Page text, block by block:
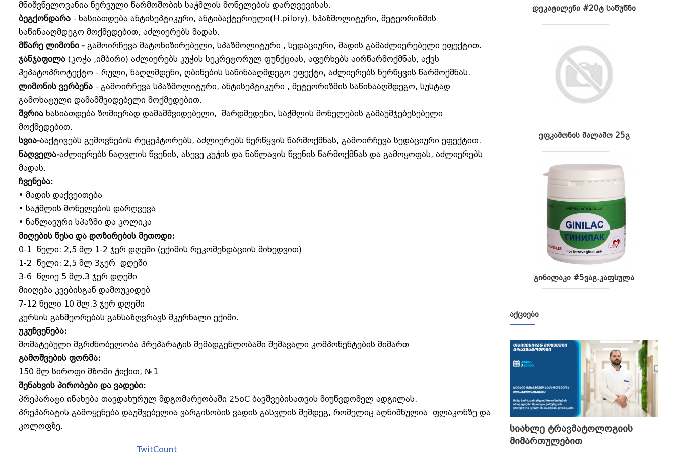
მნიშვნელოვანია ნერვული წარმოშობის საჭმლის მონელების დარღვევისას.
ბეგქონდარა - ხასიათდება ანტისეპტიკური, ანტიბაქტერიული(H.pilory), სპაზმოლიტური, მეტეორიზმის
საწინააღმდეგო მოქმედებით, აძლიერებს მადას.
მწარე ლიმონი - გამოირჩევა მატონიზირებელი, სპაზმოლიტური , სედაციური, მადის გამაძლიერებელი ეფექტით.
ჯანჯაფილა (კოჭა ,იმბირი) აძლიერებს კუჭის სეკრეტორულ ფუნქციას, აფერხებს აირწარმოქმნას, აქვს
ჰეპატოპროტექტო - რული, ნაღლმდენი, ღბინების საწინააღმდეგო ეფექტი, აძლიერებს ნერწყვის წარმოქმნას.
ლიმონის ვერბენა - გამოირჩევა სპაზმოლიტური, ანტისეპტიკური , მეტეორიზმის საწინააღმდეგო, სუსტად
გამოხატული დამამშვიდებელი მოქმედებით.
შვრია ხასიათდება ზომიერად დამამშვიდებელი, შარდმედენი, საჭმლის მონელების გამაუმჯებესებელი
მოქმედებით.
სვია-ააქტივებს გემოვნების რეცეპტორებს, აძლიერებს ნერწყვის წარმოქმნას, გამოირჩევა სედაციური ეფექტით.
ნაღველა-აძლიერებს ნაღვლის წვენის, ასევე კუჭის და ნაწლავის წვენის წარმოქმნას და გამოყოფას, აძლიერებს
მადას.
ჩვენება:
• მადის დაქვეითება
• საჭმლის მონელების დარღვევა
• ნაწლავური სპაზმი და კოლიკა
მიღების წესი და დოზირების მეთოდი:
0-1 წელი: 2,5 მლ 1-2 ჯერ დღეში (ექიმის რეკომენდაციის მიხედვით)
1-2 წელი: 2,5 მლ 3ჯერ დღეში
3-6 წლიე 5 მლ.3 ჯერ დღეში
მიიღება კვებისგან დამოუკიდებ
7-12 წელი 10 მლ.3 ჯერ დღეში
კურსის განმეორებას განსაზღვრავს მკურნალი ექიმი.
უკუჩვენება:
მომატებული მგრძნობელობა პრეპარატის შემადგენლობაში შემავალი კომპონენტების მიმართ
გამოშვების ფორმა:
150 მლ სიროფი მზომი ჭიქით, №1
შენახვის პირობები და ვადები:
პრეპარატი ინახება თავდახურულ მდგომარეობაში 25oC ბავშვებისათვის მიუწვდომელ ადგილას.
პრეპარატის გამოყენება დაუშვებელია ვარგისობის ვადის გასვლის შემდეგ, რომელიც აღნიშნულია ფლაკონზე და
კოლოფზე.
TwitCount
დეკატილენი #20ტ საწუწნი
ეფკამონის მალამო 25გ
გინილაკი #5ვაგ.კაფსულა
ᲐᲥᲪᲘᲔᲑᲘ
სიახლე ტრავმატოლოგიის
მიმართულებით